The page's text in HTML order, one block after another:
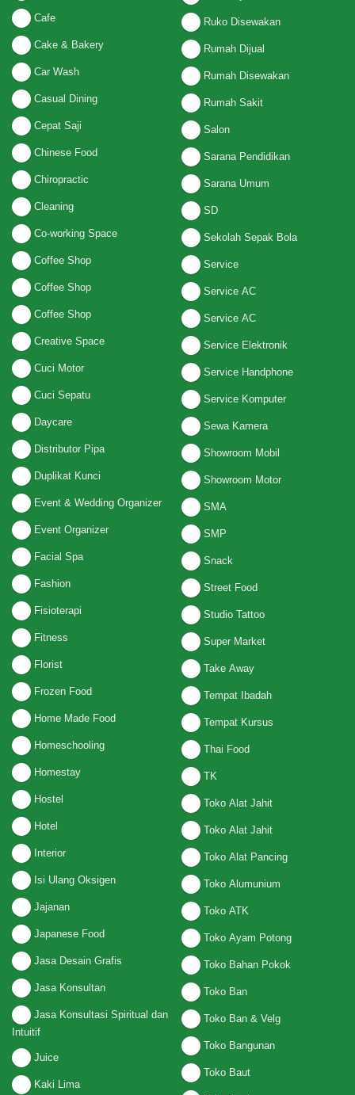
Cafe
Cake & Bakery
Car Wash
Casual Dining
Cepat Saji
Chinese Food
Chiropractic
Cleaning
Co-working Space
Coffee Shop
Coffee Shop
Coffee Shop
Creative Space
Cuci Motor
Cuci Sepatu
Daycare
Distributor Pipa
Duplikat Kunci
Event & Wedding Organizer
Event Organizer
Facial Spa
Fashion
Fisioterapi
Fitness
Florist
Frozen Food
Home Made Food
Homeschooling
Homestay
Hostel
Hotel
Interior
Isi Ulang Oksigen
Jajanan
Japanese Food
Jasa Desain Grafis
Jasa Konsultan
Jasa Konsultasi Spiritual dan
Intuitif
Juice
Kaki Lima
Ruko Disewakan
Rumah Dijual
Rumah Disewakan
Rumah Sakit
Salon
Sarana Pendidikan
Sarana Umum
SD
Sekolah Sepak Bola
Service
Service AC
Service AC
Service Elektronik
Service Handphone
Service Komputer
Sewa Kamera
Showroom Mobil
Showroom Motor
SMA
SMP
Snack
Street Food
Studio Tattoo
Super Market
Take Away
Tempat Ibadah
Tempat Kursus
Thai Food
TK
Toko Alat Jahit
Toko Alat Jahit
Toko Alat Pancing
Toko Alumunium
Toko ATK
Toko Ayam Potong
Toko Bahan Pokok
Toko Ban
Toko Ban & Velg
Toko Bangunan
Toko Baut